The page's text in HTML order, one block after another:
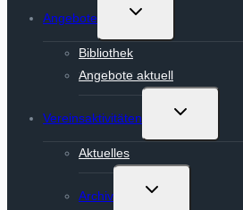
Angebote
Untermenü
Bibliothek
Angebote aktuell
Vereinsaktivitäten
Untermenü
Aktuelles
Archiv
Untermenü